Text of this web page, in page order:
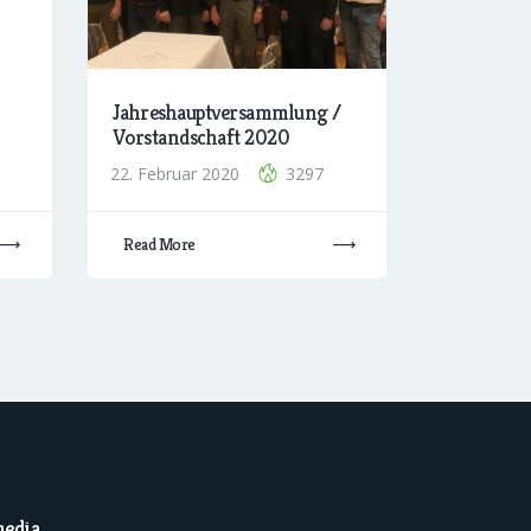
Jahreshauptversammlung /
Vorstandschaft 2020
22. Februar 2020 3297
Read More